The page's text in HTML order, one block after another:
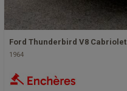
Ford Thunderbird V8 Cabriolet
1964